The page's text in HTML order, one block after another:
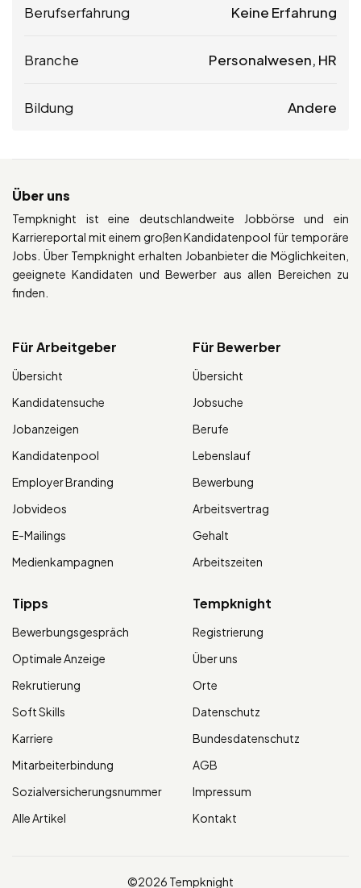
Berufserfahrung Keine Erfahrung
Branche Personalwesen, HR
Bildung Andere
Über uns
Tempknight ist eine deutschlandweite Jobbörse und ein
Karriereportal mit einem großen Kandidatenpool für temporäre
Jobs. Über Tempknight erhalten Jobanbieter die Möglichkeiten,
geeignete Kandidaten und Bewerber aus allen Bereichen zu
finden.
Für Arbeitgeber
Übersicht
Kandidatensuche
Jobanzeigen
Kandidatenpool
Employer Branding
Jobvideos
E-Mailings
Medienkampagnen
Für Bewerber
Übersicht
Jobsuche
Berufe
Lebenslauf
Bewerbung
Arbeitsvertrag
Gehalt
Arbeitszeiten
Tipps
Bewerbungsgespräch
Optimale Anzeige
Rekrutierung
Soft Skills
Karriere
Mitarbeiterbindung
Sozialversicherungsnummer
Alle Artikel
Tempknight
Registrierung
Über uns
Orte
Datenschutz
Bundesdatenschutz
AGB
Impressum
Kontakt
©2026 Tempknight